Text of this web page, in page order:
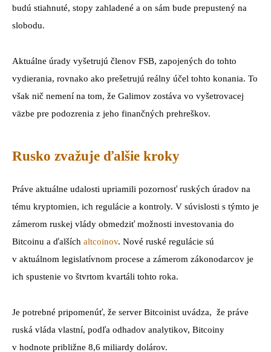
budú stiahnuté, stopy zahladené a on sám bude prepustený na
slobodu.
Aktuálne úrady vyšetrujú členov FSB, zapojených do tohto
vydierania, rovnako ako prešetrujú reálny účel tohto konania. To
však nič nemení na tom, že Galimov zostáva vo vyšetrovacej
väzbe pre podozrenia z jeho finančných prehreškov.
Rusko zvažuje ďalšie kroky
Práve aktuálne udalosti upriamili pozornosť ruských úradov na
tému kryptomien, ich regulácie a kontroly. V súvislosti s týmto je
zámerom ruskej vlády obmedziť možnosti investovania do
Bitcoinu a ďalších altcoinov. Nové ruské regulácie sú
v aktuálnom legislatívnom procese a zámerom zákonodarcov je
ich spustenie vo štvrtom kvartáli tohto roka.
Je potrebné pripomenúť, že server Bitcoinist uvádza, že práve
ruská vláda vlastní, podľa odhadov analytikov, Bitcoiny
v hodnote približne 8,6 miliardy dolárov.